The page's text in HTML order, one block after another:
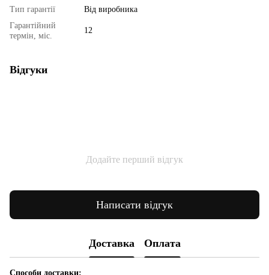
Тип гарантії
Від виробника
Гарантійний
термін, міс.
12
Відгуки
Додайте перший відгук
Написати відгук
Доставка Оплата
Способи доставки: